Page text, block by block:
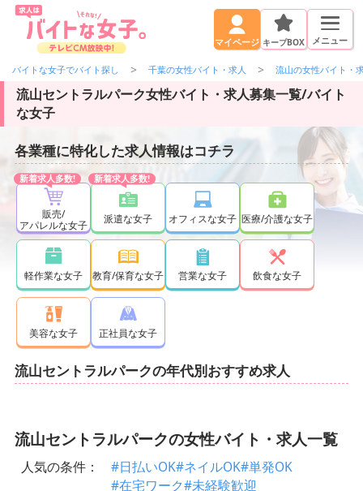
マイページ キープBOX メニュー
バイトな女子でバイト探し 千葉の女性バイト・求人 流山の女性バイト・
流山セントラルパーク女性バイト・求人募集一覧/バイト
な女子
各業種に特化した求人情報はコチラ
販売/
アパレルな女子
派遣な女子 オフィスな女子 医療/介護な女子
軽作業な女子 教育/保育な女子 営業な女子 飲食な女子
美容な女子 正社員な女子
流山セントラルパークの年代別おすすめ求人
流山セントラルパークの女性バイト・求人一覧
人気の条件： #日払いOK#ネイルOK#単発OK
#在宅ワーク#未経験歓迎